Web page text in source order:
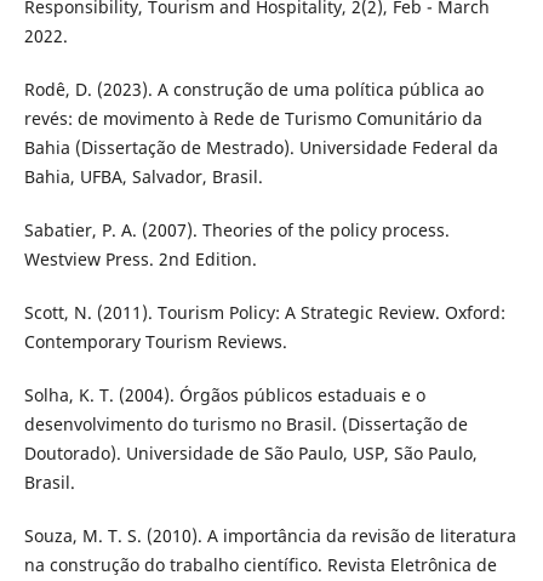
Responsibility, Tourism and Hospitality, 2(2), Feb - March
2022.
Rodê, D. (2023). A construção de uma política pública ao
revés: de movimento à Rede de Turismo Comunitário da
Bahia (Dissertação de Mestrado). Universidade Federal da
Bahia, UFBA, Salvador, Brasil.
Sabatier, P. A. (2007). Theories of the policy process.
Westview Press. 2nd Edition.
Scott, N. (2011). Tourism Policy: A Strategic Review. Oxford:
Contemporary Tourism Reviews.
Solha, K. T. (2004). Órgãos públicos estaduais e o
desenvolvimento do turismo no Brasil. (Dissertação de
Doutorado). Universidade de São Paulo, USP, São Paulo,
Brasil.
Souza, M. T. S. (2010). A importância da revisão de literatura
na construção do trabalho científico. Revista Eletrônica de